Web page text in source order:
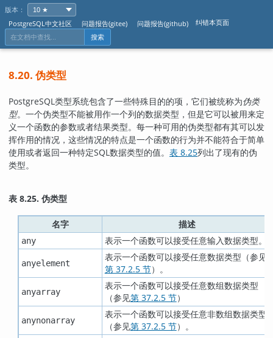
版本：
PostgreSQL中文社区
问题报告(gitee) 问题报告(github) 纠错本页面
搜索
8.20. 伪类型
PostgreSQL类型系统包含了一些特殊目的的项，它们被统称为伪类
型。一个伪类型不能被用作一个列的数据类型，但是它可以被用来定
义一个函数的参数或者结果类型。每一种可用的伪类型都有其可以发
挥作用的情况，这些情况的特点是一个函数的行为并不能符合于简单
使用或者返回一种特定SQL数据类型的值。 表 8.25列出了现有的伪
类型。
表 8.25. 伪类型
名字 描述
any 表示一个函数可以接受任意输入数据类型。
anyelement
表示一个函数可以接受任意数据类型（参见
第 37.2.5 节）。
anyarray
表示一个函数可以接受任意数组数据类型
（参见第 37.2.5 节）
anynonarray
表示一个函数可以接受任意非数组数据类型
（参见第 37.2.5 节）。